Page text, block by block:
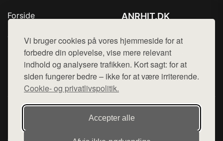
Vi bruger cookies på vores hjemmeside for at
forbedre din oplevelse, vise mere relevant
indhold og analysere trafikken. Kort sagt: for at
siden fungerer bedre – ikke for at være irriterende.
Cookie- og privatlivspolitik.
Accepter alle
Forside
Top Rabatter
Blog
Kontakt
ANRHIT.DK
Mail: hej@want.dk
Cookie- og privatlivspolitik
Denne side er en del af want.dk, der udgiver en række
hjemmesider med præsentation af forskellige produkter fra
diverse webshops. Der sælges ikke varer fra denne side - vi